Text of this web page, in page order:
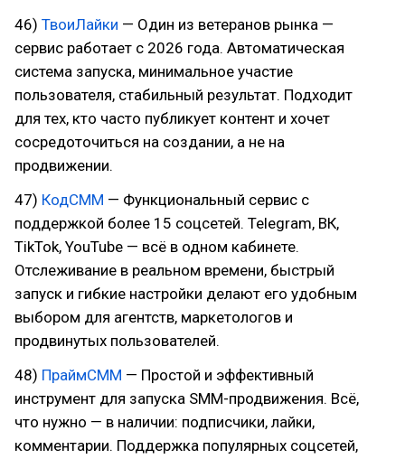
46) ТвоиЛайки — Один из ветеранов рынка —
сервис работает с 2026 года. Автоматическая
система запуска, минимальное участие
пользователя, стабильный результат. Подходит
для тех, кто часто публикует контент и хочет
сосредоточиться на создании, а не на
продвижении.
47) КодСММ — Функциональный сервис с
поддержкой более 15 соцсетей. Telegram, ВК,
TikTok, YouTube — всё в одном кабинете.
Отслеживание в реальном времени, быстрый
запуск и гибкие настройки делают его удобным
выбором для агентств, маркетологов и
продвинутых пользователей.
48) ПраймСММ — Простой и эффективный
инструмент для запуска SMM-продвижения. Всё,
что нужно — в наличии: подписчики, лайки,
комментарии. Поддержка популярных соцсетей,